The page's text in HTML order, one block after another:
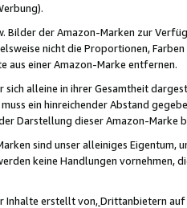
Bilder der Amazon-Marken zur
nicht die Proportionen,
aus einer Amazon-Marke entfernen.
sich alleine in ihrer Gesamtheit
ein hinreichender Abstand
Darstellung dieser Amazon-Marke
sind unser alleiniges
keine Handlungen vornehmen,
Inhalte erstellt von,Drittanbietern auf